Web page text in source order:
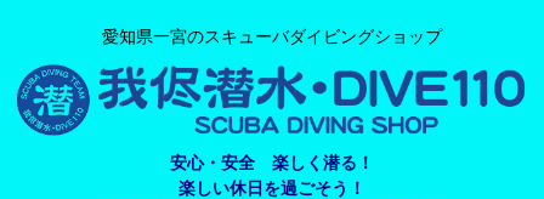
愛知県一宮のスキューバダイビングショップ
安心・安全 楽しく潜る！
楽しい休日を過ごそう！